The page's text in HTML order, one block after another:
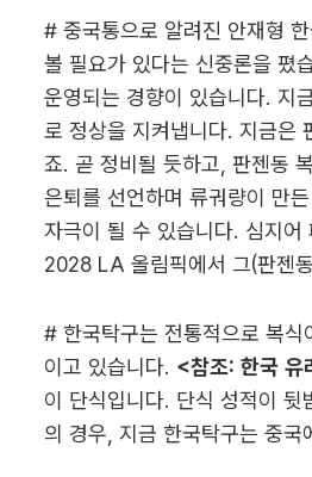
# 중국통으로 알려진 안재형
볼 필요가 있다는 신중론을 폈
운영되는 경향이 있습니다. 지
로 정상을 지켜냅니다. 지금은
죠. 곧 정비될 듯하고, 판젠동
은퇴를 선언하며 류궈량이 만
자극이 될 수 있습니다. 심지
2028 LA 올림픽에서 그(판젠
# 한국탁구는 전통적으로 복
이고 있습니다. <참조: 한국 유
이 단식입니다. 단식 성적이
의 경우, 지금 한국탁구는 중국